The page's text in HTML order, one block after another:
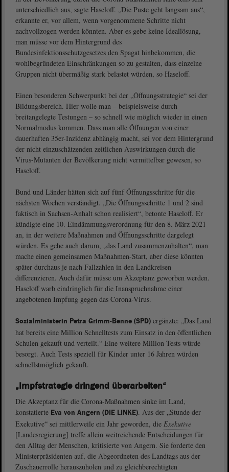
unterschiedlich aus, sagte Haseloff. „Die Puste geht langsam aus“,
erkannte er, vor allem, wenn vorgenommene Schritte nicht
nachvollzogen werden könnten. Aber es gebe keine Ideallösung,
man müsse vor dem Hintergrund des
Bundesinfektionsschutzgesetzes den Spagat hinbekommen, die
wohlbegründeten Einschränkungen so zu gestalten, dass einzelne
Gruppen nicht übermäßig stark belastet würden, so Haseloff.
Einen besonderen Schwerpunkt bei der „Öffnungsstrategie“ sei der
Bildungsbereich. Hier wolle man – beispielsweise durch
breitangelegte Testungen – so schnell wie möglich wieder in einen
Normalmodus kommen. Dass man alle Öffnungen von einer
dauerhaften 35er-Inzidenz abhängig macht, sei vor dem Hintergrund
der nicht einzuschätzenden zeitlichen Auswirkungen durch die
Virus-Mutanten der Bevölkerung nicht vermittelbar gewesen, so
Haseloff.
Bund und Länder hätten sich auf fünf Öffnungsschritte für die
nächsten Wochen verständigt. „Die Öffnungsschritte 1 und 2 sind
faktisch in Sachsen-Anhalt schon realisiert“, betonte Haseloff. Er
kündigte eine 10. Eindämmungsverordnung für den 8. März 2021
an, in der weitere Maßnahmen und Öffnungsschritte dargelegt
würden. Es gehe auch darum, „das Land zusammenzuhalten“, man
mache einen gemeinsamen Maßnahmen-Start, aber diese könnten
später durchaus je nach Fallzahlen in den Landkreisen
differenzieren. Auch dafür müsse um Akzeptanz geworben werden.
Haseloff warb eindringlich für die Inanspruchnahme einer
angebotenen Impfung gegen das Corona-Virus.
Sozialministerin Petra Grimm-Benne (SPD) ergänzte: „Das Land
hat bereits eine Million Schnelltests zum Einsatz in den öffentlichen
Schulen gekauft und verteilt.“ Eine weitere Million Tests würde
besorgt. Auch Tests speziell für Kinder unter 16 Jahren würden
schnellstmöglich gekauft.
„Impfstrategie dringend überarbeiten“
Die Akzeptanz für die Corona-Maßnahmen sinke im Land,
konstatierte Eva von Angern (DIE LINKE). Aus der „Stunde der
Exekutive“ sei mittlerweile ein Jahr geworden, die Exekutive
[Landesregierung] treffe allein weitreichende Entscheidungen für
den Alltag der Menschen, kritisierte von Angern. Sie forderte den
Ministerpräsidenten auf, die Abgeordneten des Landtags aus der
Zuschauerrolle herauszuholen und zu gleichberechtigten